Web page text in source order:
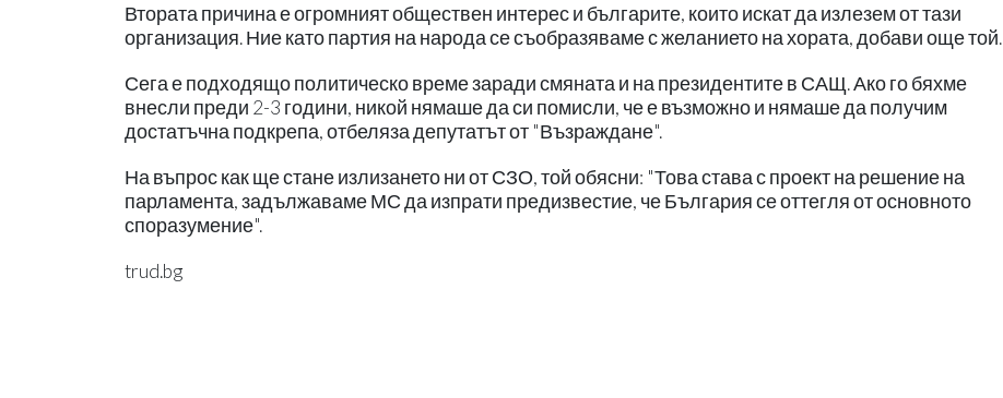
Втората причина е огромният обществен интерес и българите, които искат да излезем от тази
организация. Ние като партия на народа се съобразяваме с желанието на хората, добави още той.
Сега е подходящо политическо време заради смяната и на президентите в САЩ. Ако го бяхме
внесли преди 2-3 години, никой нямаше да си помисли, че е възможно и нямаше да получим
достатъчна подкрепа, отбеляза депутатът от "Възраждане".
На въпрос как ще стане излизането ни от СЗО, той обясни: "Това става с проект на решение на
парламента, задължаваме МС да изпрати предизвестие, че България се оттегля от основното
споразумение".
trud.bg